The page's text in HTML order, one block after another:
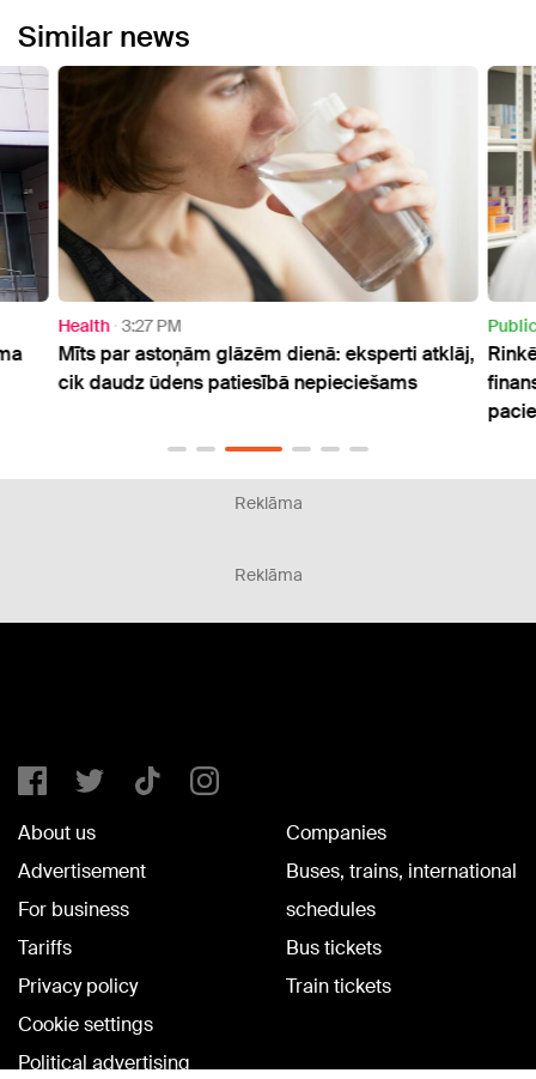
Similar news
Health 3:27 PM
Mīts par astoņām glāzēm dienā: eksperti atklāj,
cik daudz ūdens patiesībā nepieciešams
Reklāma
Reklāma
About us
Advertisement
For business
Tariffs
Privacy policy
Cookie settings
Political advertising
Companies
Buses, trains, international
schedules
Bus tickets
Train tickets